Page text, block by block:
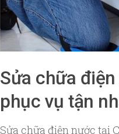
Sửa chữa
phục vụ tận
Sửa chữa điện nước tại